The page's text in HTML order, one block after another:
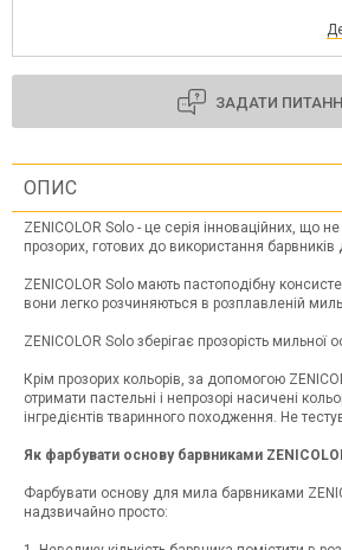
ЗАДАТИ
ОПИС
ZENICOLOR Solo - це серія інноваційних, що
прозорих, готових до використання
ZENICOLOR Solo мають пастоподібну
вони легко розчиняються в розплавленій
ZENICOLOR Solo зберігає прозорість мильної
Крім прозорих кольорів, за допомогою
отримати пастельні і непрозорі насичені
інгредієнтів тваринного походження. Не
Як фарбувати основу барвниками
Фарбувати основу для мила барвниками
надзвичайно просто: